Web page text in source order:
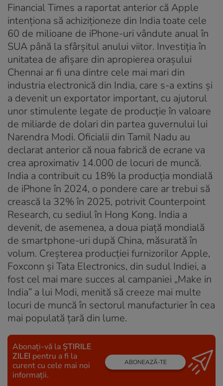
Financial Times a raportat anterior că Apple
intenționa să achiziționeze din India toate cele
60 de milioane de iPhone-uri vândute anual în
SUA până la sfârșitul anului viitor. Investiția în
unitatea de afișare din apropierea orașului
Chennai ar fi una dintre cele mai mari din
industria electronică din India, care s-a extins și
a devenit un exportator important, cu ajutorul
unor stimulente legate de producție în valoare
de miliarde de dolari din partea guvernului lui
Narendra Modi. Oficialii din Tamil Nadu au
declarat anterior că noua fabrică de ecrane va
crea aproximativ 14.000 de locuri de muncă.
India a contribuit cu 18% la producția mondială
de iPhone în 2024, o pondere care ar trebui să
crească la 32% în 2025, potrivit Counterpoint
Research, cu sediul în Hong Kong. India a
devenit, de asemenea, a doua piață mondială
de smartphone-uri după China, măsurată în
volum. Creșterea producției furnizorilor Apple,
Foxconn și Tata Electronics, din sudul Indiei, a
fost cel mai mare succes al campaniei „Make in
India” a lui Modi, menită să creeze mai multe
locuri de muncă în sectorul manufacturier în cea
mai populată țară din lume.
Abonați-vă la ȘTIRILE
ZILEI pentru a fi la
curent cu cele mai noi
informații.
ABONEAZĂ-TE